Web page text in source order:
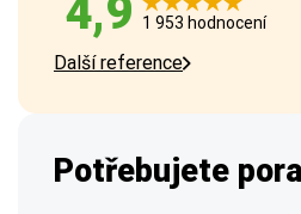
4,9 1 953 hodnocení
Další reference
Potřebujete